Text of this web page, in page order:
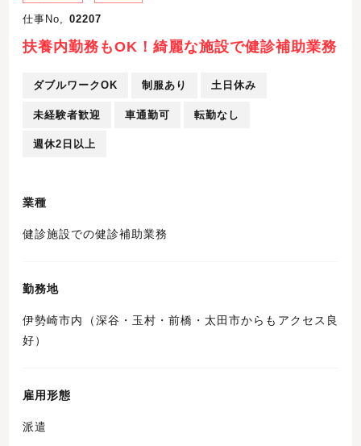
仕事No, 02207
扶養内勤務もOK！綺麗な施設で健診補助業務
ダブルワークOK 制服あり 土日休み
未経験者歓迎 車通勤可 転勤なし
週休2日以上
業種
健診施設での健診補助業務
勤務地
伊勢崎市内（深谷・玉村・前橋・太田市からもアクセス良
好）
雇用形態
派遣